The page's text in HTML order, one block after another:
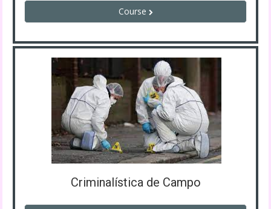
Course
Criminalística de Campo